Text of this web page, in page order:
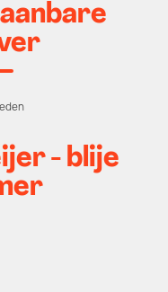
- blije